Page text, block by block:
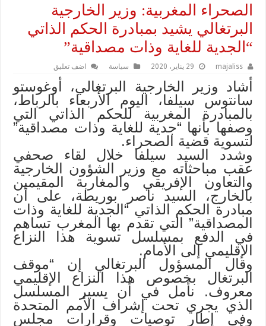
الصحراء المغربية: وزير الخارجية
البرتغالي يشيد بمبادرة الحكم الذاتي
“الجدية للغاية وذات مصداقية”
majaliss 29 يناير، 2020 سياسة اضف تعليق
أشاد وزير الخارجية البرتغالي، أوغوستو
سانتوس سيلفا، اليوم الأربعاء بالرباط،
بالمبادرة المغربية للحكم الذاتي التي
وصفها بأنها “جدية للغاية وذات مصداقية”
لتسوية قضية الصحراء.
وشدد السيد سيلفا خلال لقاء صحفي
عقب مباحثاته مع وزير الشؤون الخارجية
والتعاون الإفريقي والمغاربة المقيمين
بالخارج، السيد ناصر بوريطة، على أن
مبادرة الحكم الذاتي “الجدية للغاية وذات
المصداقية” التي تقدم بها المغرب تساهم
في الدفع بمسلسل تسوية هذا النزاع
الإقليمي إلى الأمام.
وقال المسؤول البرتغالي إن “موقف
البرتغال بخصوص هذا النزاع الإقليمي
معروف. نأمل في أن يسير المسلسل
الذي يجري تحت إشراف الأمم المتحدة
وفي إطار توصيات وقرارات مجلس